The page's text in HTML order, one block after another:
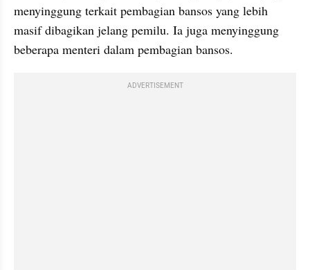
menyinggung terkait pembagian bansos yang lebih
masif dibagikan jelang pemilu. Ia juga menyinggung
beberapa menteri dalam pembagian bansos.
ADVERTISEMENT